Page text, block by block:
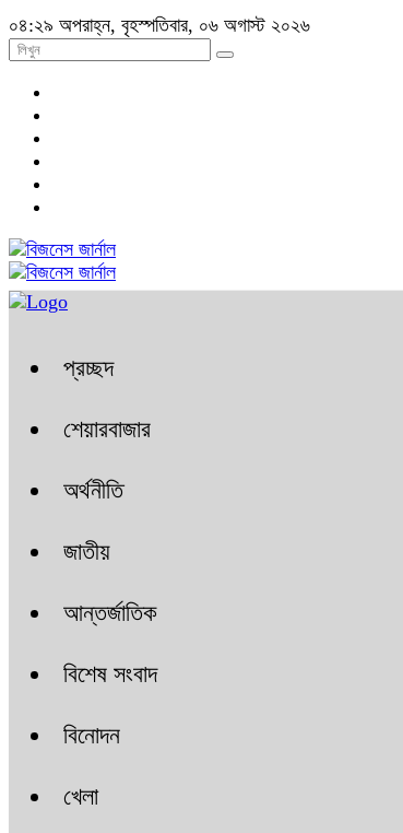
০৪:২৯ অপরাহ্ন, বৃহস্পতিবার, ০৬ অগাস্ট ২০২৬
প্রচ্ছদ
শেয়ারবাজার
অর্থনীতি
জাতীয়
আন্তর্জাতিক
বিশেষ সংবাদ
বিনোদন
খেলা